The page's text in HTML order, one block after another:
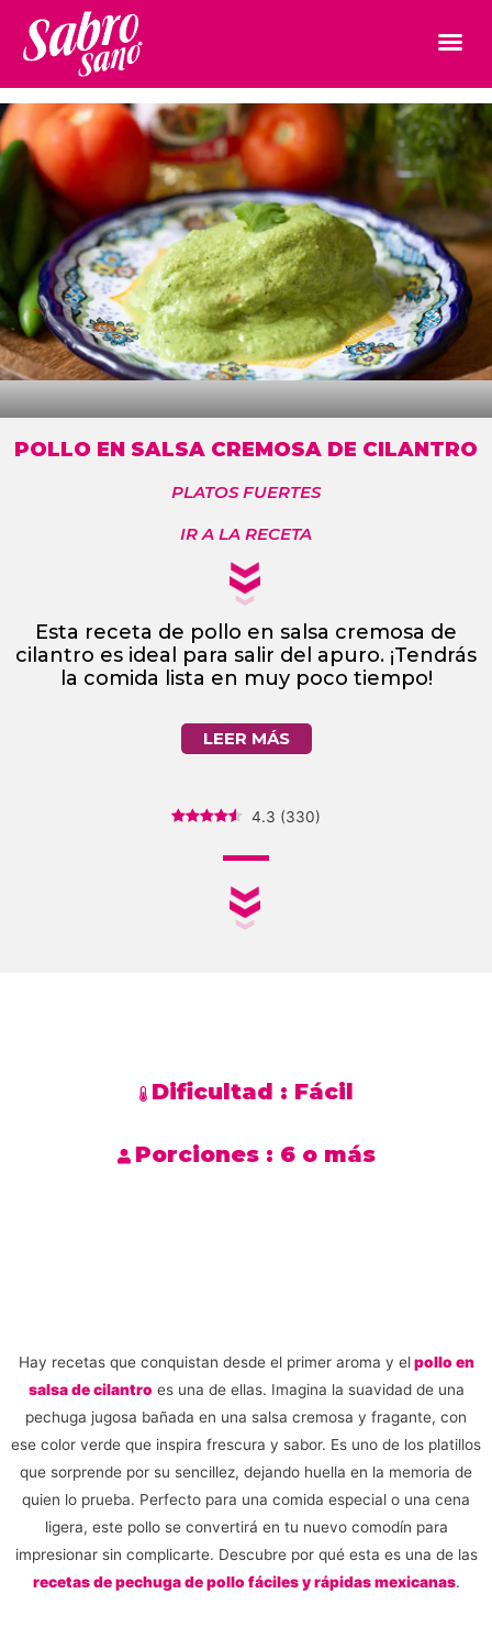
POLLO EN SALSA CREMOSA DE CILANTRO
PLATOS FUERTES
IR A LA RECETA
Esta receta de pollo en salsa cremosa de
cilantro es ideal para salir del apuro. ¡Tendrás
la comida lista en muy poco tiempo!
LEER MÁS
4.3 (330)
Dificultad : Fácil
Porciones : 6 o más
Hay recetas que conquistan desde el primer aroma y elpollo en
salsa de cilantro es una de ellas. Imagina la suavidad de una
pechuga jugosa bañada en una salsa cremosa y fragante, con
ese color verde que inspira frescura y sabor. Es uno de los platillos
que sorprende por su sencillez, dejando huella en la memoria de
quien lo prueba. Perfecto para una comida especial o una cena
ligera, este pollo se convertirá en tu nuevo comodín para
impresionar sin complicarte. Descubre por qué esta es una de las
recetas de pechuga de pollo fáciles y rápidas mexicanas.